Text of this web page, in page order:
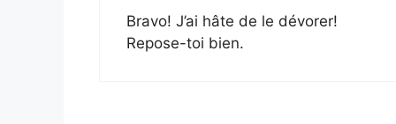
Bravo! J’ai hâte de le dévorer!
Repose-toi bien.